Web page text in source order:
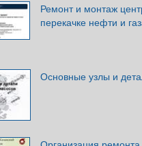
Ремонт и монтаж
перекачке нефти и
Основные узлы и